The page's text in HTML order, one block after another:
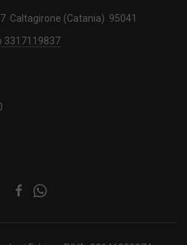
Caltagirone (Catania) 95041
3317119837